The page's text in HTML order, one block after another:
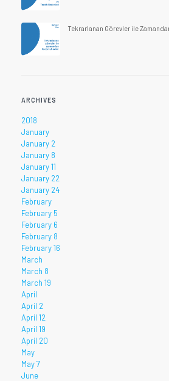
Tekrarlanan Görevler ile
ARCHIVES
2018
January
January 2
January 8
January 11
January 22
January 24
February
February 5
February 6
February 8
February 16
March
March 8
March 19
April
April 2
April 12
April 19
April 20
May
May 7
June